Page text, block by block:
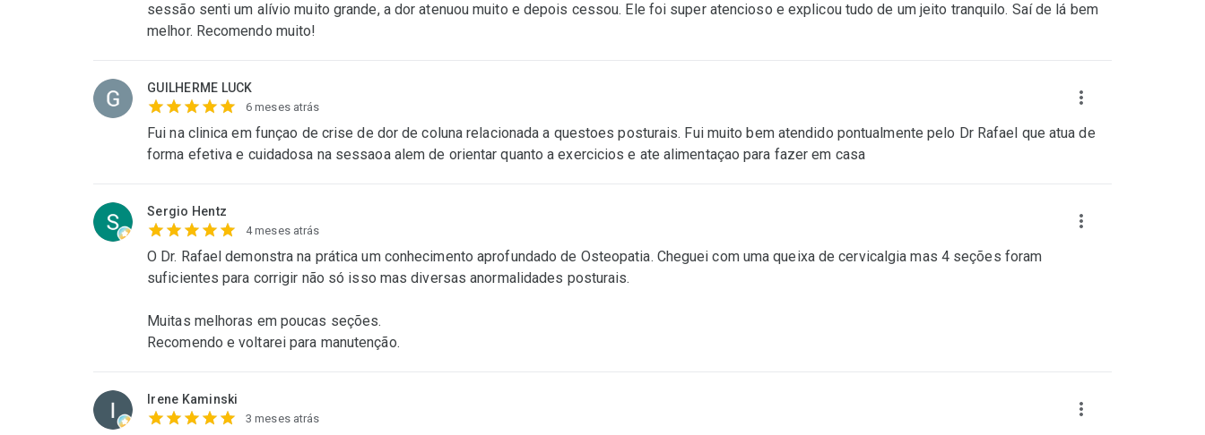
sessão senti um alívio muito grande, a dor atenuou muito e depois cessou. Ele foi super atencioso e explicou tudo de um jeito tranquilo. Saí de lá bem
melhor. Recomendo muito!
GUILHERME LUCK
6 meses atrás
Fui na clinica em funçao de crise de dor de coluna relacionada a questoes posturais. Fui muito bem atendido pontualmente pelo Dr Rafael que atua de
forma efetiva e cuidadosa na sessaoa alem de orientar quanto a exercicios e ate alimentaçao para fazer em casa
Sergio Hentz
4 meses atrás
O Dr. Rafael demonstra na prática um conhecimento aprofundado de Osteopatia. Cheguei com uma queixa de cervicalgia mas 4 seções foram
suficientes para corrigir não só isso mas diversas anormalidades posturais.
Muitas melhoras em poucas seções.
Recomendo e voltarei para manutenção.
Irene Kaminski
3 meses atrás